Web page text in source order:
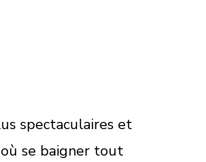
spectaculaires et
où se baigner tout